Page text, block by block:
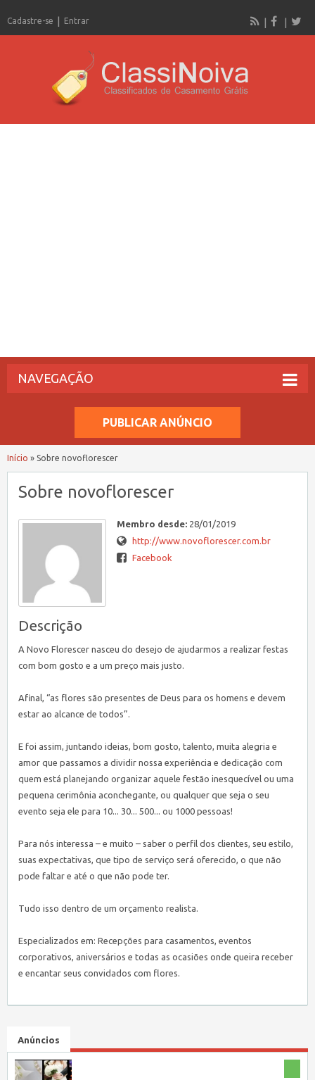
Cadastre-se Entrar
NAVEGAÇÃO
PUBLICAR ANÚNCIO
Início » Sobre novoflorescer
Sobre novoflorescer
Membro desde: 28/01/2019
http://www.novoflorescer.com.br
Facebook
Descrição
A Novo Florescer nasceu do desejo de ajudarmos a realizar festas
com bom gosto e a um preço mais justo.
Afinal, “as flores são presentes de Deus para os homens e devem
estar ao alcance de todos”.
E foi assim, juntando ideias, bom gosto, talento, muita alegria e
amor que passamos a dividir nossa experiência e dedicação com
quem está planejando organizar aquele festão inesquecível ou uma
pequena cerimônia aconchegante, ou qualquer que seja o seu
evento seja ele para 10... 30... 500... ou 1000 pessoas!
Para nós interessa – e muito – saber o perfil dos clientes, seu estilo,
suas expectativas, que tipo de serviço será oferecido, o que não
pode faltar e até o que não pode ter.
Tudo isso dentro de um orçamento realista.
Especializados em: Recepções para casamentos, eventos
corporativos, aniversários e todas as ocasiões onde queira receber
e encantar seus convidados com flores.
Anúncios